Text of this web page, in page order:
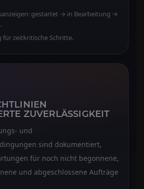
gestartet → in Bearbeitung →
für zeitkritische Schritte.
ZUVERLÄSSIGKEIT
und
sind dokumentiert,
für noch nicht begonnene,
und abgeschlossene Aufträge